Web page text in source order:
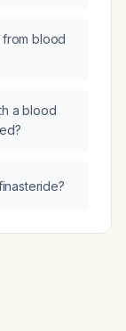
blood
a blood